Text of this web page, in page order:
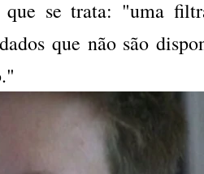
se trata: "uma
que não são